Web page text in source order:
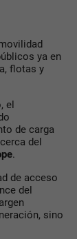
ya en
flotas y
el
de carga
del
.
de acceso
del
sino